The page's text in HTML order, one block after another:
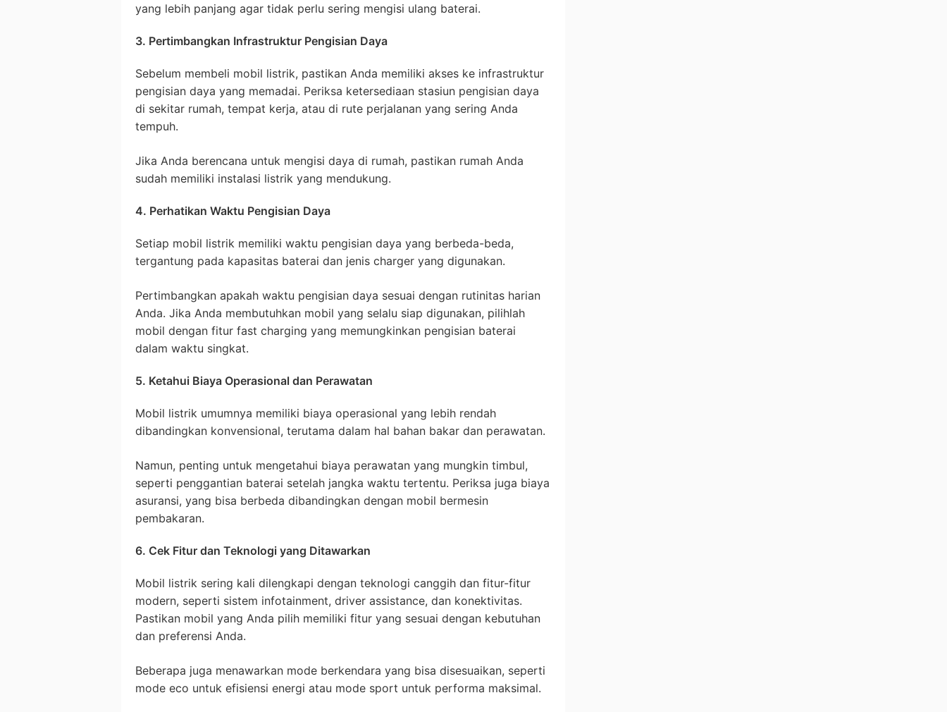
yang lebih panjang agar tidak perlu sering mengisi ulang baterai.
3. Pertimbangkan Infrastruktur Pengisian Daya
Sebelum membeli mobil listrik, pastikan Anda memiliki akses ke infrastruktur
pengisian daya yang memadai. Periksa ketersediaan stasiun pengisian daya
di sekitar rumah, tempat kerja, atau di rute perjalanan yang sering Anda
tempuh.
Jika Anda berencana untuk mengisi daya di rumah, pastikan rumah Anda
sudah memiliki instalasi listrik yang mendukung.
4. Perhatikan Waktu Pengisian Daya
Setiap mobil listrik memiliki waktu pengisian daya yang berbeda-beda,
tergantung pada kapasitas baterai dan jenis charger yang digunakan.
Pertimbangkan apakah waktu pengisian daya sesuai dengan rutinitas harian
Anda. Jika Anda membutuhkan mobil yang selalu siap digunakan, pilihlah
mobil dengan fitur fast charging yang memungkinkan pengisian baterai
dalam waktu singkat.
5. Ketahui Biaya Operasional dan Perawatan
Mobil listrik umumnya memiliki biaya operasional yang lebih rendah
dibandingkan konvensional, terutama dalam hal bahan bakar dan perawatan.
Namun, penting untuk mengetahui biaya perawatan yang mungkin timbul,
seperti penggantian baterai setelah jangka waktu tertentu. Periksa juga biaya
asuransi, yang bisa berbeda dibandingkan dengan mobil bermesin
pembakaran.
6. Cek Fitur dan Teknologi yang Ditawarkan
Mobil listrik sering kali dilengkapi dengan teknologi canggih dan fitur-fitur
modern, seperti sistem infotainment, driver assistance, dan konektivitas.
Pastikan mobil yang Anda pilih memiliki fitur yang sesuai dengan kebutuhan
dan preferensi Anda.
Beberapa juga menawarkan mode berkendara yang bisa disesuaikan, seperti
mode eco untuk efisiensi energi atau mode sport untuk performa maksimal.